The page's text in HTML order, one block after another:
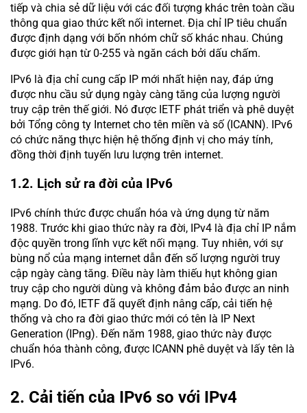
tiếp và chia sẻ dữ liệu với các đối tượng khác trên toàn cầu
thông qua giao thức kết nối internet. Địa chỉ IP tiêu chuẩn
được định dạng với bốn nhóm chữ số khác nhau. Chúng
được giới hạn từ 0-255 và ngăn cách bởi dấu chấm.
IPv6 là địa chỉ cung cấp IP mới nhất hiện nay, đáp ứng
được nhu cầu sử dụng ngày càng tăng của lượng người
truy cập trên thế giới. Nó được IETF phát triển và phê duyệt
bởi Tổng công ty Internet cho tên miền và số (ICANN). IPv6
có chức năng thực hiện hệ thống định vị cho máy tính,
đồng thời định tuyến lưu lượng trên internet.
1.2. Lịch sử ra đời của IPv6
IPv6 chính thức được chuẩn hóa và ứng dụng từ năm
1988. Trước khi giao thức này ra đời, IPv4 là địa chỉ IP nắm
độc quyền trong lĩnh vực kết nối mạng. Tuy nhiên, với sự
bùng nổ của mạng internet dẫn đến số lượng người truy
cập ngày càng tăng. Điều này làm thiếu hụt không gian
truy cập cho người dùng và không đảm bảo được an ninh
mạng. Do đó, IETF đã quyết định nâng cấp, cải tiến hệ
thống và cho ra đời giao thức mới có tên là IP Next
Generation (IPng). Đến năm 1988, giao thức này được
chuẩn hóa thành công, được ICANN phê duyệt và lấy tên là
IPv6.
2. Cải tiến của IPv6 so với IPv4